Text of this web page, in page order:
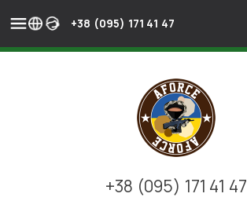
+38 (095) 171 41 47
+38 (095) 171 41 47